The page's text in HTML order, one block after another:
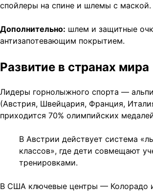
спойлеры на спине и шлемы с маской.
Дополнительно: шлем и защитные
антизапотевающим покрытием.
Развитие в странах мира
Лидеры горнолыжного спорта —
(Австрия, Швейцария, Франция,
приходится 70% олимпийских
В Австрии действует система
классов», где дети совмещают
тренировками.
В США ключевые центры — Колорадо